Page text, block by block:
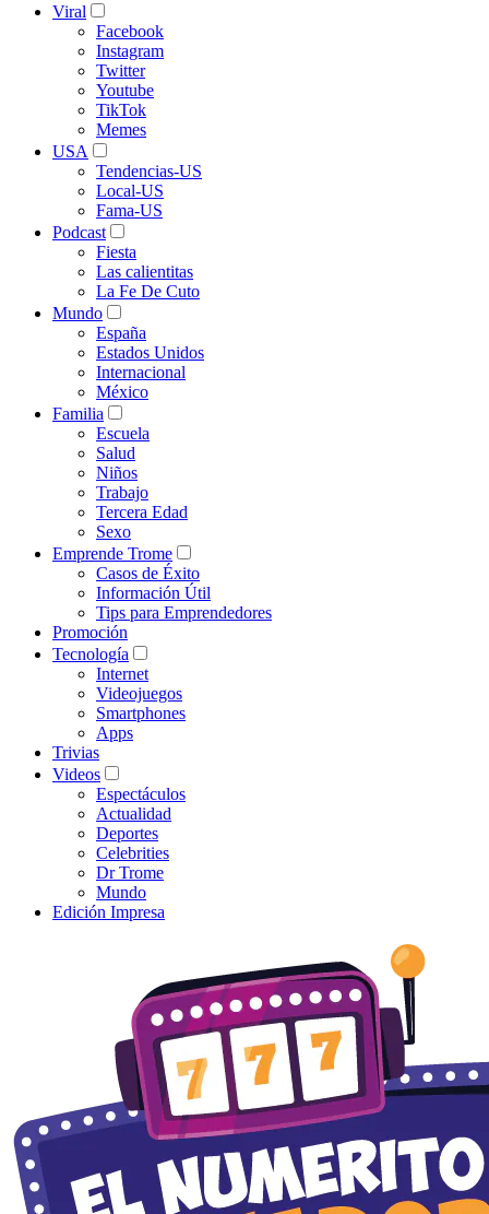
Viral
Facebook
Instagram
Twitter
Youtube
TikTok
Memes
USA
Tendencias-US
Local-US
Fama-US
Podcast
Fiesta
Las calientitas
La Fe De Cuto
Mundo
España
Estados Unidos
Internacional
México
Familia
Escuela
Salud
Niños
Trabajo
Tercera Edad
Sexo
Emprende Trome
Casos de Éxito
Información Útil
Tips para Emprendedores
Promoción
Tecnología
Internet
Videojuegos
Smartphones
Apps
Trivias
Videos
Espectáculos
Actualidad
Deportes
Celebrities
Dr Trome
Mundo
Edición Impresa